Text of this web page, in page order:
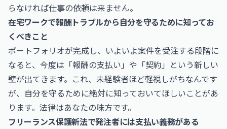
らなければ仕事の依頼は来ません。
在宅ワークで報酬トラブルから自分を守るために知ってお
くべきこと
ポートフォリオが完成し、いよいよ案件を受注する段階に
なると、今度は「報酬の支払い」や「契約」という新しい
壁が出てきます。これ、未経験者ほど軽視しがちなんです
が、自分を守るために絶対に知っておいてほしいことがあ
ります。法律はあなたの味方です。
フリーランス保護新法で発注者には支払い義務がある